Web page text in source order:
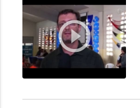
play_circle_outline